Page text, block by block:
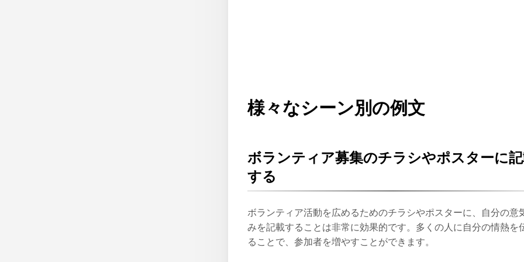
様々なシーン別の例文
ボランティア募集のチラシやポスターに
する
ボランティア活動を広めるためのチラシやポスターに、自分の意
みを記載することは非常に効果的です。多くの人に自分の情熱を
ることで、参加者を増やすことができます。